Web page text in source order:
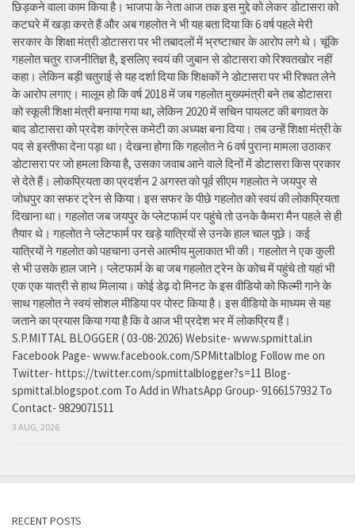
छिड़कने वाला काम किया है। भाजपा के नेता आज तक इस मुद्दे को लेकर डोटासरा को
कटघरे में खड़ा करते हैं और अब गहलोत ने भी यह बता दिया कि 6 वर्ष पहले मेरी
सरकार के शिक्षा मंत्री डोटासरा पर भी तबादलों में भ्रष्टाचार के आरोप लगे थे। चूंकि
गहलोत चतुर राजनीतिज्ञ है, इसलिए स्वयं की जुबान से डोटासरा को रिश्वतखोर नहीं
कहा। लेकिन बड़ी चतुराई से यह दर्शा दिया कि शिक्षकों ने डोटासरा पर भी रिश्वत लेने
के आरोप लगाए। मालूम हो कि वर्ष 2018 में जब गहलोत मुख्यमंत्री बने तब डोटासरा
को स्कूली शिक्षा मंत्री बनाया गया था, लेकिन 2020 में सचिन पायलट की बगावत के
बाद डोटासरा को प्रदेश कांग्रेस कमेटी का अध्यक्ष बना दिया। तब उन्हें शिक्षा मंत्री के
पद से इस्तीफा देना पड़ा था। देखना होगा कि गहलोत ने 6 वर्ष पुराना मामला उठाकर
डोटासरा पर जो हमला किया है, उसका जवाब आने वाले दिनों में डोटासरा किस प्रकार
से देते हैं। लोकप्रियता का प्रदर्शन 2 अगस्त को पूर्व सीएम गहलोत ने जयपुर से
जोधपुर का सफर ट्रेन से किया। इस सफर के पीछे गहलोत को स्वयं की लोकप्रियता
दिखाना था। गहलोत जब जयपुर के प्लेटफार्म पर पहुंचे तो उनके कैमरा मैन पहले से ही
तैयार थे। गहलोत ने प्लेटफार्म पर खड़े यात्रियों से उनके हाल चाल पूछे। कई
यात्रियों ने गहलोत को पहचाना उनसे आत्मीय मुलाकात भी की। गहलोत ने एक कुली
से भी उसके हाल जाने। प्लेटफार्म के बा जब गहलोत ट्रेन के कोच में पहुंचे तो यहां भी
एक एक यात्री से हाथ मिलाया। कोई डेढ़ दो मिनट के इस वीडियो को फिल्मी गाने के
साथ गहलोत ने स्वयं सोशल मीडिया पर पोस्ट किया है। इस वीडियो के माध्यम से यह
जताने का प्रयास किया गया है कि वे आज भी प्रदेश भर में लोकप्रिय हैं।
S.P.MITTAL BLOGGER ( 03-08-2026) Website- www.spmittal.in
Facebook Page- www.facebook.com/SPMittalblog Follow me on
Twitter- https://twitter.com/spmittalblogger?s=11 Blog-
spmittal.blogspot.com To Add in WhatsApp Group- 9166157932 To
Contact- 9829071511
3 AUG, 2026
RECENT POSTS